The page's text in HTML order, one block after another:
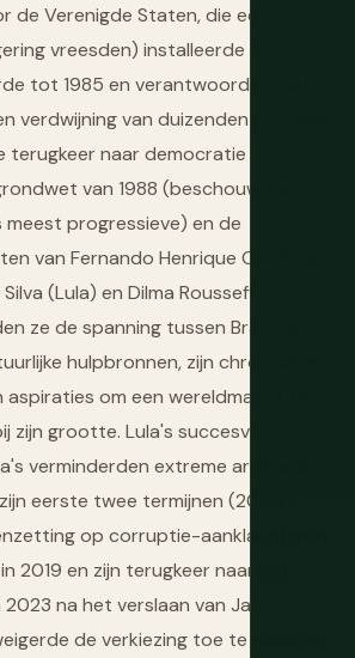
Verenigde Staten, die een links
vreesden) installeerde een
tot 1985 en verantwoordelijk was
verdwijning van duizenden politieke
terugkeer naar democratie
van 1988 (beschouwd als
meest progressieve) en de
van Fernando Henrique Cardoso,
(Lula) en Dilma Rousseff —
ze de spanning tussen Brazilië's
hulpbronnen, zijn chronische
aspiraties om een wereldmacht te
zijn grootte. Lula's succesvolle
verminderden extreme armoede
eerste twee termijnen (2003–
op corruptie-aanklachten in
2019 en zijn terugkeer naar het
na het verslaan van Jair
de verkiezing toe te staan en